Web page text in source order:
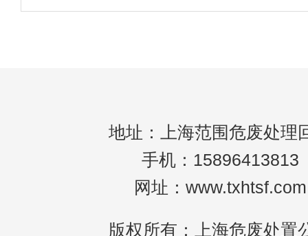
化改变固体废物的结构使之成为便于运输、
地址：上海范围危废处理
手机：15896413813
网址：www.txhtsf.com
版权所有：上海危废处置